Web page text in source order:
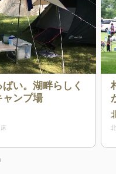
い。湖畔らしく
ャンプ場